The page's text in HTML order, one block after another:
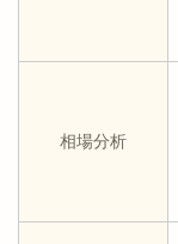
相場分析